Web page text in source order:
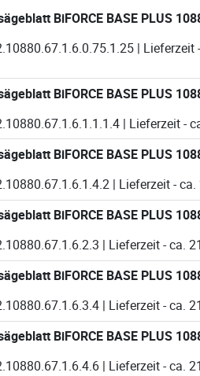
| Lieferzeit - ca. 21-
Art.
Art. Nr. -
Art. Nr. - M42.BW-
Art. Nr. - M42.BW-
Art. Nr. - M42.BW-